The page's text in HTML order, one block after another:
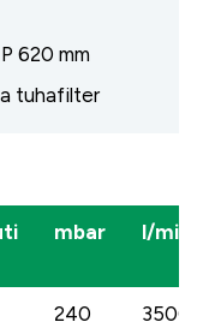
620 mm
tuhafilter
mbar l/min
240 3500